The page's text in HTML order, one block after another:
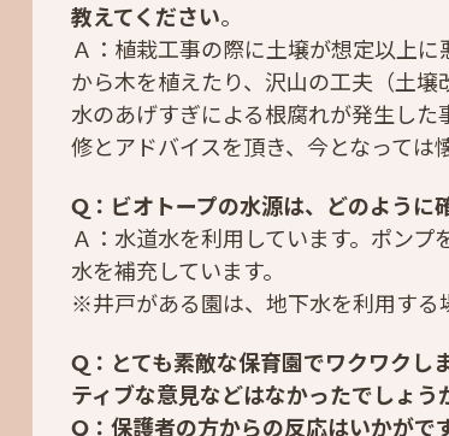
教えてください。
Ａ：植栽工事の際に土壌が想定以上
から木を植えたり、沢山の工夫（土
水のあげすぎによる根腐れが発生し
修とアドバイスを頂き、今となっては
Q：ビオトープの水源は、どのように
Ａ：水道水を利用しています。ポン
水を補充しています。
※井戸がある園は、地下水を利用する
Q：とても素敵な保育園でワクワクし
ティブな意見などはなかったでしょう
Q：保護者の方からの反応はいかがで